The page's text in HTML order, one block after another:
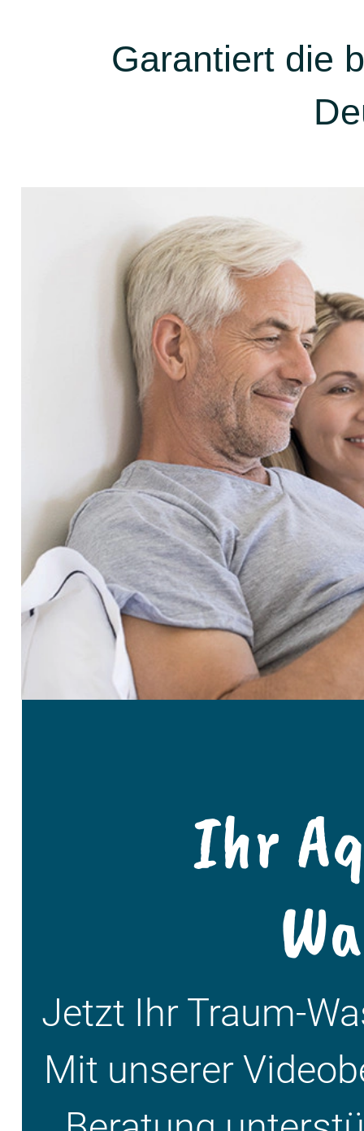
Garantiert die
Ihr
Jetzt Ihr Traum-
Mit unserer